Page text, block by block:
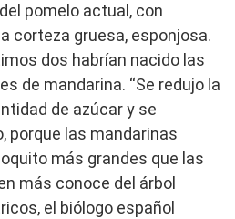
pomelo actual, con
corteza gruesa, esponjosa.
dos habrían nacido las
de mandarina. “Se redujo la
de azúcar y se
porque las mandarinas
más grandes que las
más conoce del árbol
el biólogo español